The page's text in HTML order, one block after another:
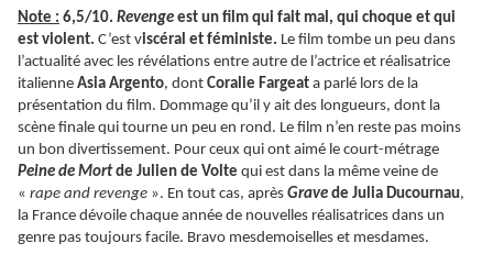
Note : 6,5/10. Revenge est un film qui fait mal, qui choque et qui
est violent. C’est viscéral et féministe. Le film tombe un peu dans
l’actualité avec les révélations entre autre de l’actrice et réalisatrice
italienne Asia Argento, dont Coralie Fargeat a parlé lors de la
présentation du film. Dommage qu’il y ait des longueurs, dont la
scène finale qui tourne un peu en rond. Le film n’en reste pas moins
un bon divertissement. Pour ceux qui ont aimé le court-métrage
Peine de Mortde Julien de Volte qui est dans la même veine de
« rape and revenge ». En tout cas, après Grave de Julia Ducournau,
la France dévoile chaque année de nouvelles réalisatrices dans un
genre pas toujours facile. Bravo mesdemoiselles et mesdames.